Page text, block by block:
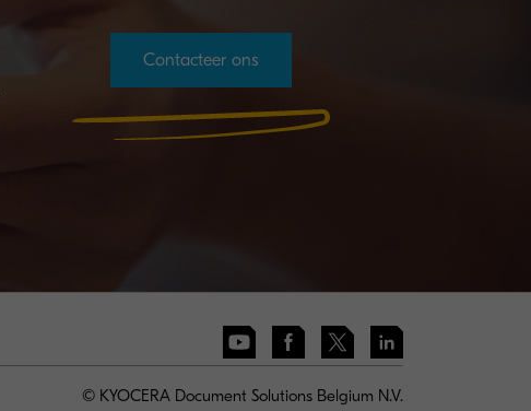
Contacteer ons
© KYOCERA Document Solutions Belgium N.V.